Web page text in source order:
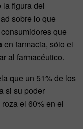
la figura del
sobre lo que
que
en farmacia, sólo el
al farmacéutico.
que un 51% de los
si su poder
el 60% en el